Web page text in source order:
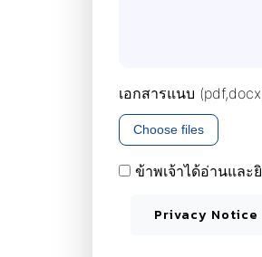
เอกสารแนบ
Choose files
ข้าพเจ้าได้อ่านและ
Privacy Notice